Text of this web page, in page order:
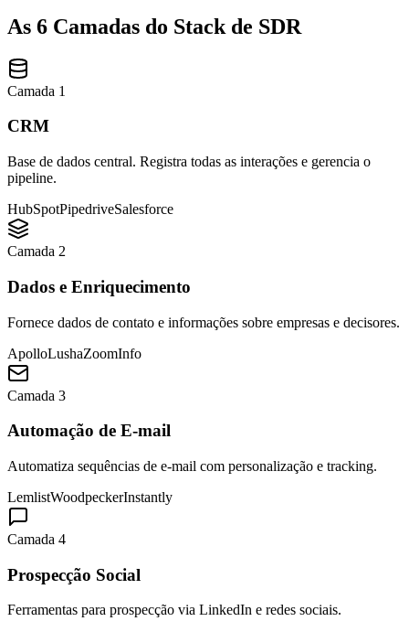
As 6 Camadas do Stack de SDR
Camada 1
CRM
Base de dados central. Registra todas as interações e gerencia o
pipeline.
HubSpotPipedriveSalesforce
Camada 2
Dados e Enriquecimento
Fornece dados de contato e informações sobre empresas e decisores.
ApolloLushaZoomInfo
Camada 3
Automação de E-mail
Automatiza sequências de e-mail com personalização e tracking.
LemlistWoodpeckerInstantly
Camada 4
Prospecção Social
Ferramentas para prospecção via LinkedIn e redes sociais.